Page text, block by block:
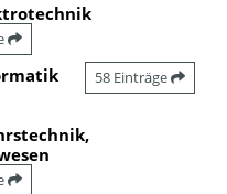
58 Einträge